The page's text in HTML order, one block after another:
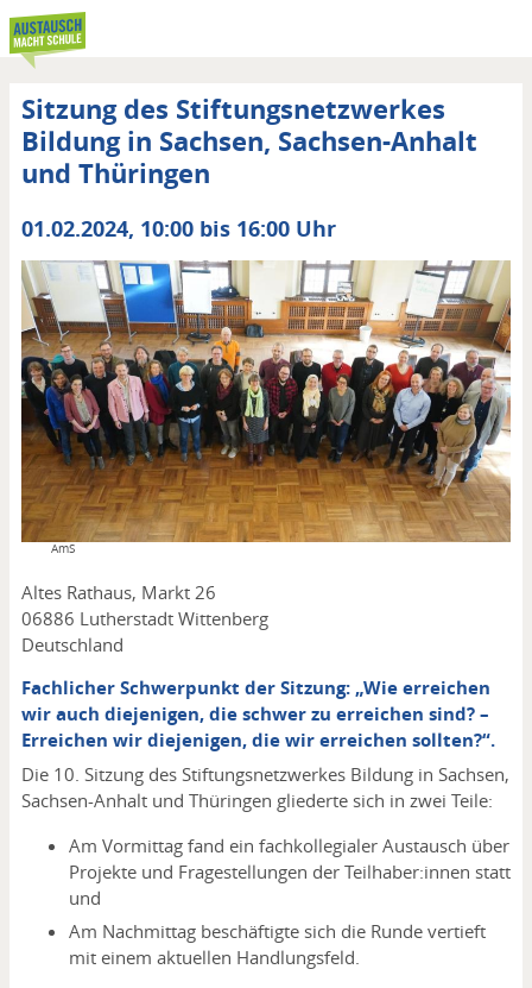
Direkt
zum
Inhalt
Sitzung des Stiftungsnetzwerkes
Bildung in Sachsen, Sachsen-Anhalt
und Thüringen
Datum
von
/
bis
01.02.2024, 10:00 bis 16:00 Uhr
Copyright
AmS
Adresse
Altes Rathaus, Markt 26
06886 Lutherstadt Wittenberg
Deutschland
Fachlicher Schwerpunkt der Sitzung: „Wie erreichen
wir auch diejenigen, die schwer zu erreichen sind? –
Erreichen wir diejenigen, die wir erreichen sollten?“.
Die 10. Sitzung des Stiftungsnetzwerkes Bildung in Sachsen,
Sachsen-Anhalt und Thüringen gliederte sich in zwei Teile:
Am Vormittag fand ein fachkollegialer Austausch über
Projekte und Fragestellungen der Teilhaber:innen statt
und
Am Nachmittag beschäftigte sich die Runde vertieft
mit einem aktuellen Handlungsfeld.